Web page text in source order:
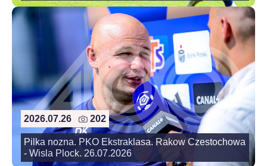
2026.07.26 202
Pilka nozna. PKO Ekstraklasa. Rakow Czestochowa
- Wisla Plock. 26.07.2026